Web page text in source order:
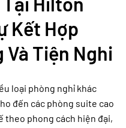
Kết Hợp
Và Tiện Nghi
loại phòng nghỉ khác
đến các phòng suite cao
theo phong cách hiện đại,